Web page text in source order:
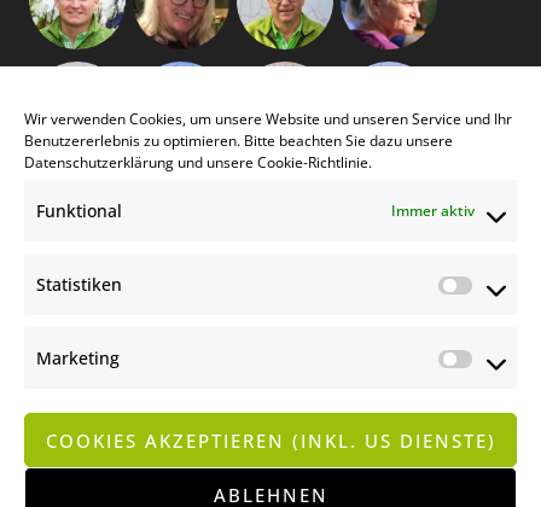
Wir verwenden Cookies, um unsere Website und unseren Service und Ihr
Benutzererlebnis zu optimieren. Bitte beachten Sie dazu unsere
Datenschutzerklärung und unsereCookie-Richtlinie.
Funktional Immer aktiv
Statistiken
Marketing
COOKIES AKZEPTIEREN (INKL. US DIENSTE)
ABLEHNEN
IMPRESSUM | DATENSCHUTZERKLÄRUNG